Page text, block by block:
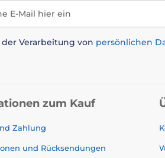
E-Mail hier ein
Verarbeitung von persönlichen
zum Kauf
Zahlung
und Rücksendungen